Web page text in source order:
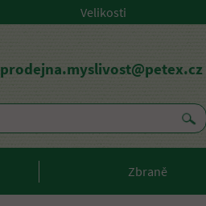
Velikosti
prodejna.myslivost@petex.cz
Zbraně